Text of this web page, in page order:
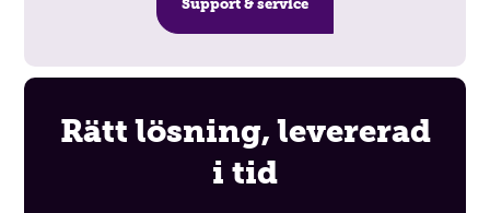
Support & service
Rätt lösning, levererad
i tid